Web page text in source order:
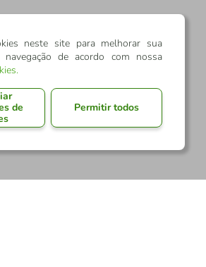
neste site para melhorar sua
navegação de acordo com nossa
.
de
Permitir todos